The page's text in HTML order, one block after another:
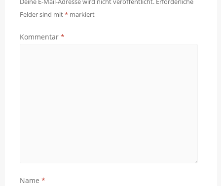
Felder sind mit* markiert
Kommentar *
Name *